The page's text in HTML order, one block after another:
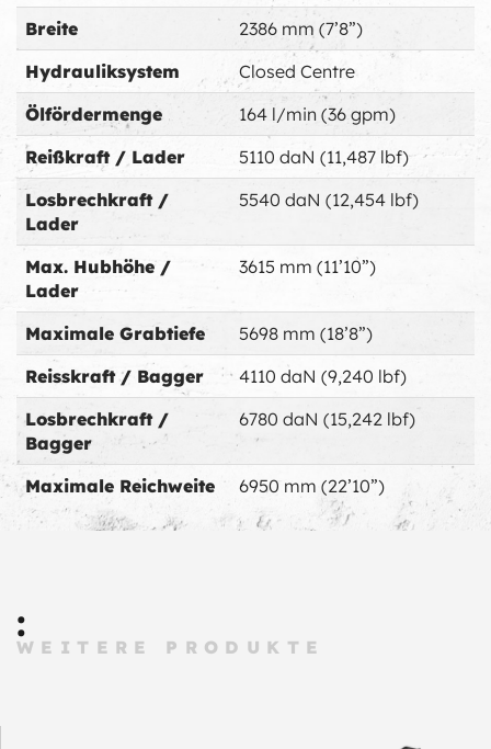
Breite
2386 mm (7’8”)
Hydrauliksystem
Closed Centre
Ölfördermenge
164 l/min (36 gpm)
Reißkraft / Lader
5110 daN (11,487 lbf)
Losbrechkraft /
Lader
5540 daN (12,454 lbf)
Max. Hubhöhe /
Lader
3615 mm (11’10”)
Maximale Grabtiefe
5698 mm (18’8”)
Reisskraft / Bagger
4110 daN (9,240 lbf)
Losbrechkraft /
Bagger
6780 daN (15,242 lbf)
Maximale Reichweite 6950 mm (22’10”)
:
WEITERE PRODUKTE